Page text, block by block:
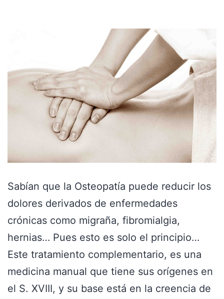
Sabían que la Osteopatía puede reducir los
dolores derivados de enfermedades
crónicas como migraña, fibromialgia,
hernias… Pues esto es solo el principio…
Este tratamiento complementario, es una
medicina manual que tiene sus orígenes en
el S. XVIII, y su base está en la creencia de